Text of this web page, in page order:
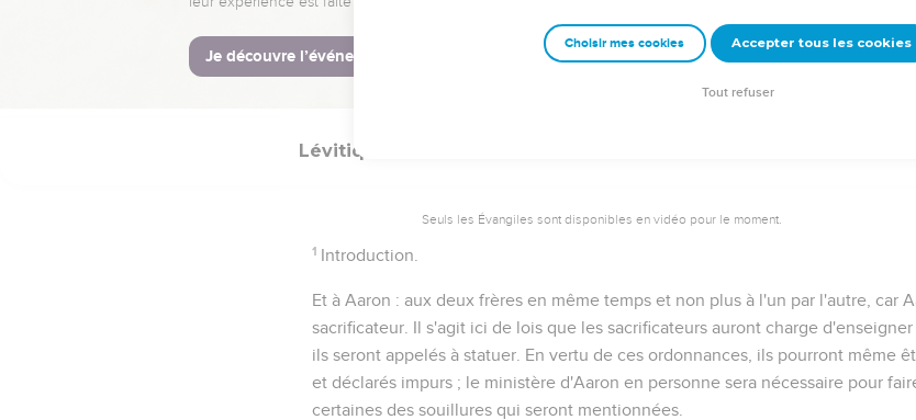
Autres ressources sur theotex.org, contact theotex@gmail.com
Lévitique
Seuls les Évangiles sont disponibles en vidéo pour le moment.
1 Introduction.
Et à Aaron : aux deux frères en même temps et non plus à l'un par l'autre, car
sacrificateur. Il s'agit ici de lois que les sacrificateurs auront charge d'enseigner
ils seront appelés à statuer. En vertu de ces ordonnances, ils pourront même
et déclarés impurs ; le ministère d'Aaron en personne sera nécessaire pour
certaines des souillures qui seront mentionnées.
Choisir mes cookies Accepter tous les cookies
Tout refuser